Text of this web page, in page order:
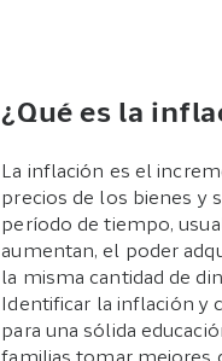
¿Qué es la
La inflación es el
precios de los bienes y
período de tiempo,
aumentan, el poder
la misma cantidad de
Identificar la inflación y
para una sólida